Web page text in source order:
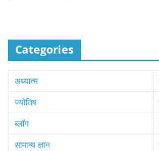
Categories
अध्यात्म
ज्योतिष
ब्लॉग
सामान्य ज्ञान